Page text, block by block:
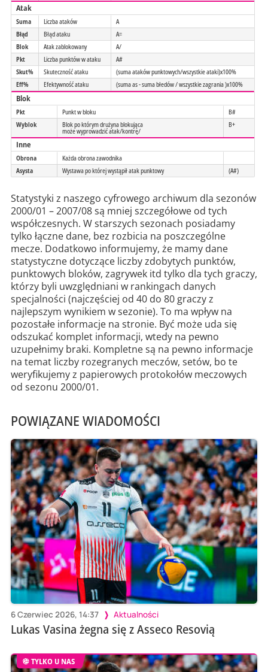
Atak
Suma Liczba ataków
A
Błąd
Błąd ataku
A=
Blok
Atak zablokowany
A/
Pkt
Liczba punktów w ataku
A#
Skut%
Skuteczność ataku
(suma ataków punktowych/wszystkie ataki)x100%
Eff%
Efektywność ataku (suma as - suma błedów / wszystkie zagrania )x100%
Blok
Pkt Punkt w bloku
B#
Wyblok
Blok po którym drużyna blokująca
może wyprowadzić atak/kontrę/
B+
Inne
Obrona
Każda obrona zawodnika
Asysta
Wystawa po której wystąpił atak punktowy (A#)
Statystyki z naszego cyfrowego archiwum dla sezonów
2000/01 – 2007/08 są mniej szczegółowe od tych
współczesnych. W starszych sezonach posiadamy
tylko łączne dane, bez rozbicia na poszczególne
mecze. Dodatkowo informujemy, że mamy dane
statystyczne dotyczące liczby zdobytych punktów,
punktowych bloków, zagrywek itd tylko dla tych graczy,
którzy byli uwzględniani w rankingach danych
specjalności (najczęściej od 40 do 80 graczy z
najlepszym wynikiem w sezonie). To ma wpływ na
pozostałe informacje na stronie. Być może uda się
odszukać komplet informacji, wtedy na pewno
uzupełnimy braki. Kompletne są na pewno informacje
na temat liczby rozegranych meczów, setów, bo te
weryfikujemy z papierowych protokołów meczowych
od sezonu 2000/01.
POWIĄZANE WIADOMOŚCI
6 Czerwiec 2026, 14:37 Aktualności
Lukas Vasina żegna się z Asseco Resovią
TYLKO U NAS